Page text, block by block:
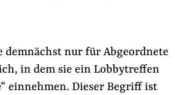
nur für Abgeordnete
in dem sie ein Lobbytreffen
einnehmen. Dieser Begriff ist